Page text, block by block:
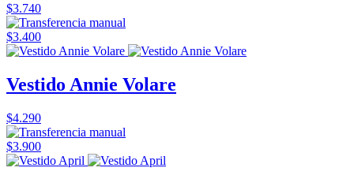
$3.740
$3.400
Vestido Annie Volare
$4.290
$3.900